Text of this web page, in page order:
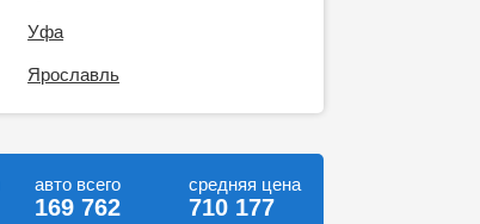
Уфа
Ярославль
авто всего
169 762
средняя цена
710 177